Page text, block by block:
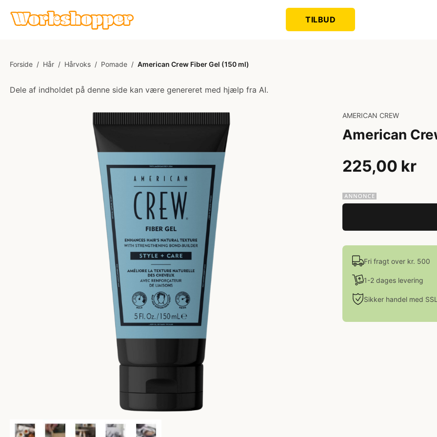
TILBUD
Forside / Hår / Hårvoks / Pomade / American Crew Fiber Gel (150 ml)
Dele af indholdet på denne side kan være genereret med hjælp fra AI.
AMERICAN CREW
American
225,00 kr
Fri fragt over kr. 500
1-2 dages levering
Sikker handel med